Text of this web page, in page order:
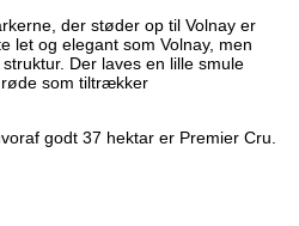
der støder op til Volnay er
let og elegant som Volnay, men
Der laves en lille smule
som tiltrækker
godt 37 hektar er Premier Cru.